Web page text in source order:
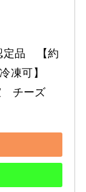
品　【約
冷凍可】
チーズ